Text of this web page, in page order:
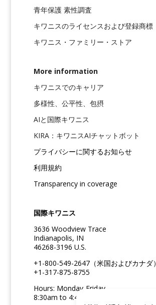
青年保護 素性調査
キワニスのライセンスおよび登録商標
キワニス・ファミリー・ストア
More information
キワニスでのキャリア
多様性、公平性、包摂
AIと国際キワニス
KIRA：キワニスAIチャットボット
プライバシーに関するお知らせ
利用規約
Transparency in coverage
国際キワニス
3636 Woodview Trace
Indianapolis, IN
46268-3196 U.S.
+1-800-549-2647（米国およびカナダ）
+1-317-875-8755
Hours: Monday-Friday
8:30am to 4:45pm ET